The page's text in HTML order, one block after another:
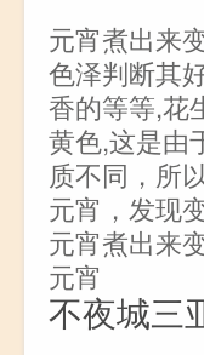
元宵煮出来
色泽判断其
香的等等,花
黄色,这是由
质不同，所
元宵，发现
元宵煮出来
元宵
不夜城三